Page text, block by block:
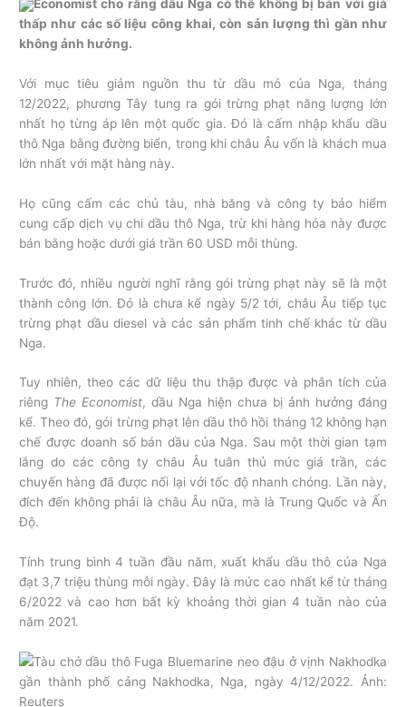
Economist cho rằng dầu Nga có thể không bị bán với giá
thấp như các số liệu công khai, còn sản lượng thì gần như
không ảnh hưởng.
Với mục tiêu giảm nguồn thu từ dầu mỏ của Nga, tháng
12/2022, phương Tây tung ra gói trừng phạt năng lượng lớn
nhất họ từng áp lên một quốc gia. Đó là cấm nhập khẩu dầu
thô Nga bằng đường biển, trong khi châu Âu vốn là khách mua
lớn nhất với mặt hàng này.
Họ cũng cấm các chủ tàu, nhà băng và công ty bảo hiểm
cung cấp dịch vụ chi dầu thô Nga, trừ khi hàng hóa này được
bán bằng hoặc dưới giá trần 60 USD mỗi thùng.
Trước đó, nhiều người nghĩ rằng gói trừng phạt này sẽ là một
thành công lớn. Đó là chưa kể ngày 5/2 tới, châu Âu tiếp tục
trừng phạt dầu diesel và các sản phẩm tinh chế khác từ dầu
Nga.
Tuy nhiên, theo các dữ liệu thu thập được và phân tích của
riêng The Economist, dầu Nga hiện chưa bị ảnh hưởng đáng
kể. Theo đó, gói trừng phạt lên dầu thô hồi tháng 12 không hạn
chế được doanh số bán dầu của Nga. Sau một thời gian tạm
lắng do các công ty châu Âu tuân thủ mức giá trần, các
chuyến hàng đã được nối lại với tốc độ nhanh chóng. Lần này,
đích đến không phải là châu Âu nữa, mà là Trung Quốc và Ấn
Độ.
Tính trung bình 4 tuần đầu năm, xuất khẩu dầu thô của Nga
đạt 3,7 triệu thùng mỗi ngày. Đây là mức cao nhất kể từ tháng
6/2022 và cao hơn bất kỳ khoảng thời gian 4 tuần nào của
năm 2021.